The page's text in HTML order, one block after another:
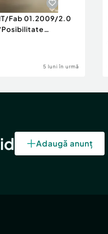
Fab 01.2009/2.0
5 luni în urmă
Adaugă anunț